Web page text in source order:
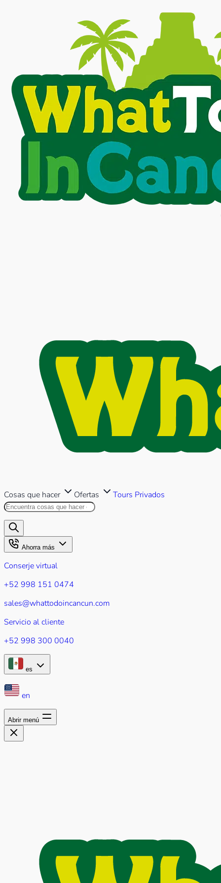
Cosas que hacer Ofertas Tours Privados
Buscar en este sitio
Ahorra más
Conserje virtual
+52 998 151 0474
sales@whattodoincancun.com
Servicio al cliente
+52 998 300 0040
es
en
Abrir menú